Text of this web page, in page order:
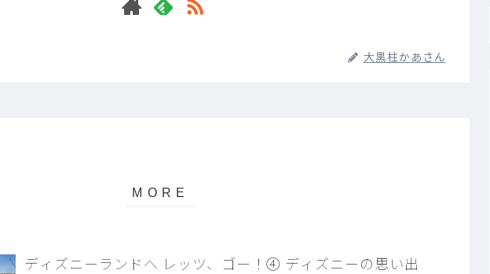
大黒柱かあさん
ディズニーランドへ レッツ、ゴー！④ ディズニーの思い出